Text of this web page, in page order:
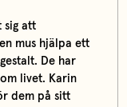
sig att
mus hjälpa ett
De har
livet. Karin
dem på sitt